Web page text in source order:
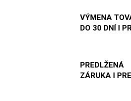
VÝMENA
DO 30 DNÍ I
PREDLŽENÁ
ZÁRUKA I